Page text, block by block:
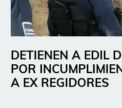
DETIENEN A EDIL
POR
A EX REGIDORES